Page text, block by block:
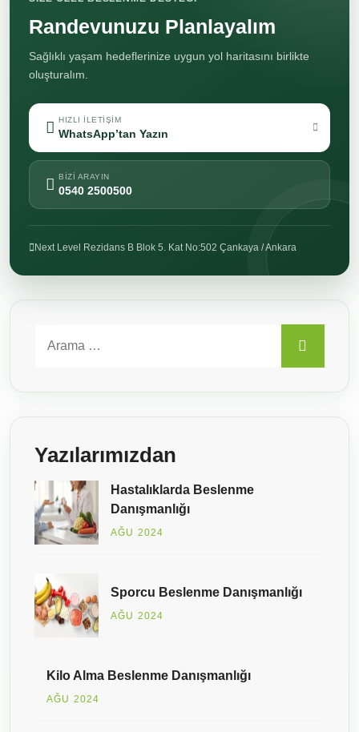
Yazılarımızdan
Hastalıklarda Beslenme
Danışmanlığı
AĞU 2024
Sporcu Beslenme Danışmanlığı
AĞU 2024
Kilo Alma Beslenme Danışmanlığı
AĞU 2024
Randevunuzu Planlayalım
Sağlıklı yaşam hedeflerinize uygun yol haritasını birlikte
oluşturalım.
HIZLI ILETIŞIM
WhatsApp’tan Yazın
BIZI ARAYIN
0540 2500500
Next Level Rezidans B Blok 5. Kat No:502 Çankaya / Ankara